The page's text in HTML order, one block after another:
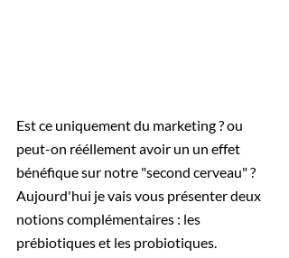
Est ce uniquement du marketing ? ou
peut-on rééllement avoir un un effet
bénéfique sur notre "second cerveau" ?
Aujourd'hui je vais vous présenter deux
notions complémentaires : les
prébiotiques et les probiotiques.